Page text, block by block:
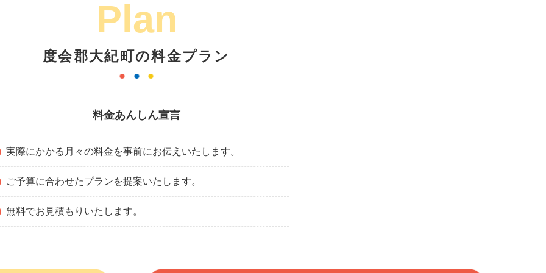
Plan
度会郡大紀町の料金プラン
料金あんしん宣言
実際にかかる月々の料金を事前にお伝えいたします。
ご予算に合わせたプランを提案いたします。
無料でお見積もりいたします。